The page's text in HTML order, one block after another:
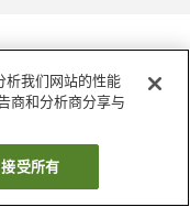
析我们网站的性能
商和分析商分享与
接受所有